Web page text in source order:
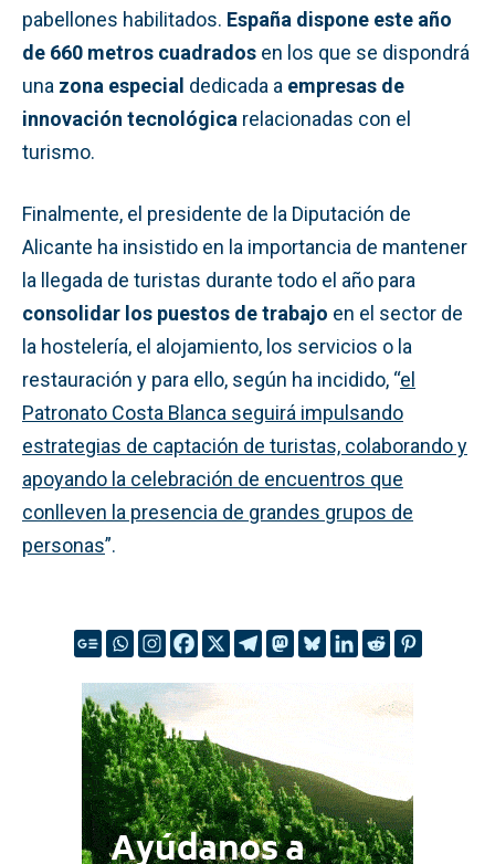
pabellones habilitados. España dispone este año
de 660 metros cuadrados en los que se dispondrá
una zona especial dedicada a empresas de
innovación tecnológica relacionadas con el
turismo.
Finalmente, el presidente de la Diputación de
Alicante ha insistido en la importancia de mantener
la llegada de turistas durante todo el año para
consolidar los puestos de trabajo en el sector de
la hostelería, el alojamiento, los servicios o la
restauración y para ello, según ha incidido, “el
Patronato Costa Blanca seguirá impulsando
estrategias de captación de turistas, colaborando y
apoyando la celebración de encuentros que
conlleven la presencia de grandes grupos de
personas”.